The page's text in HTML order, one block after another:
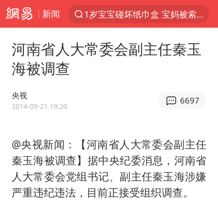
新闻
1岁宝宝碰坏纸巾盒 宝妈被索赔924元
Meta被判支付5.67亿美元
阿根廷足协发文力挺因凡蒂诺
A股开盘：民爆、CPO等概念走强
日本广岛民众举行游行反对政府行径
21楼高空抛物嫌疑人被拘留
河南省人大常委会副主任秦玉
海被调查
央视
2014-09-21 19:20
6697
@央视新闻：【河南省人大常委会副主任
秦玉海被调查】据中央纪委消息，河南省
人大常委会党组书记、副主任秦玉海涉嫌
严重违纪违法，目前正接受组织调查。